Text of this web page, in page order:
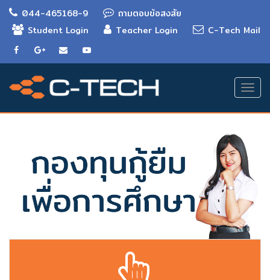
044-465168-9
ถามตอบข้อสงสัย
Student Login
Teacher Login C-Tech Mail